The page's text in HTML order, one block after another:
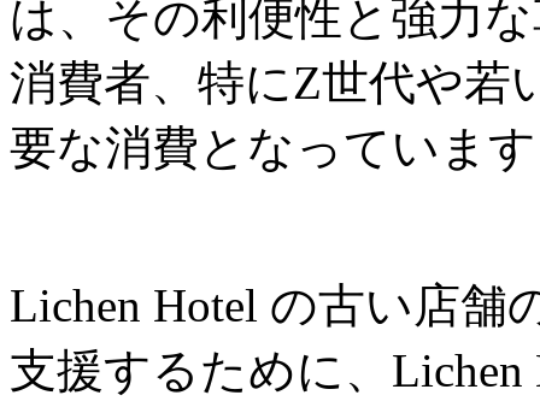
は、その利便性と強力
消費者、特にZ世代や若
要な消費となっていま
Lichen Hotel の古い店舗
支援するために、